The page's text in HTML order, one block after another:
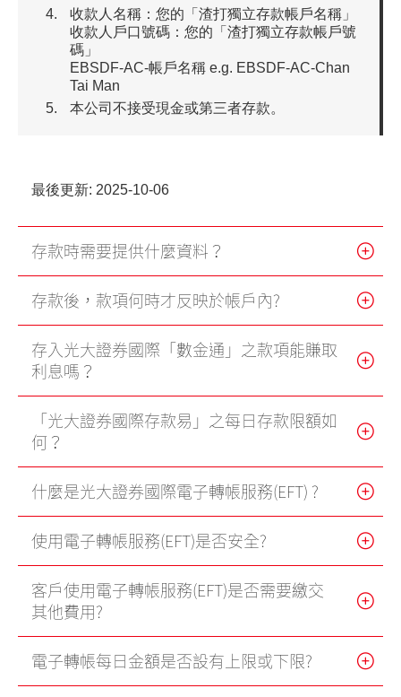
收款人名稱：您的「渣打獨立存款帳戶名稱」
收款人戶口號碼：您的「渣打獨立存款帳戶號
碼」
EBSDF-AC-帳戶名稱 e.g. EBSDF-AC-Chan
Tai Man
本公司不接受現金或第三者存款。
最後更新: 2025-10-06
存款時需要提供什麼資料？
存款後，款項何時才反映於帳戶內?
存入光大證券國際「數金通」之款項能賺取
利息嗎？
「光大證券國際存款易」之每日存款限額如
何？
什麼是光大證券國際電子轉帳服務(EFT) ?
使用電子轉帳服務(EFT)是否安全?
客戶使用電子轉帳服務(EFT)是否需要繳交
其他費用?
電子轉帳每日金額是否設有上限或下限?